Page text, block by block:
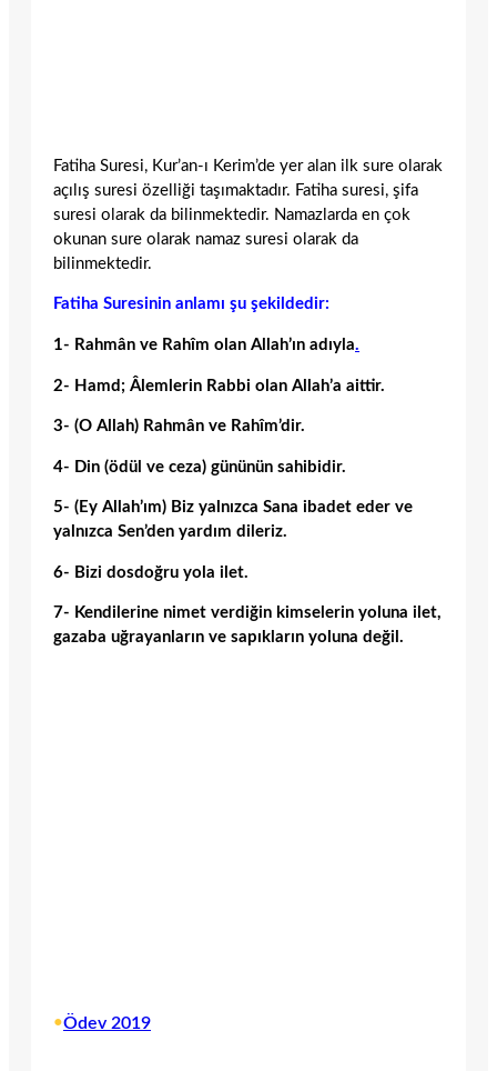
Fatiha Suresi, Kur’an-ı Kerim’de yer alan ilk sure olarak
açılış suresi özelliği taşımaktadır. Fatiha suresi, şifa
suresi olarak da bilinmektedir. Namazlarda en çok
okunan sure olarak namaz suresi olarak da
bilinmektedir.
Fatiha Suresinin anlamı şu şekildedir:
1- Rahmân ve Rahîm olan Allah’ın adıyla.
2- Hamd; Âlemlerin Rabbi olan Allah’a aittir.
3- (O Allah) Rahmân ve Rahîm’dir.
4- Din (ödül ve ceza) gününün sahibidir.
5- (Ey Allah’ım) Biz yalnızca Sana ibadet eder ve
yalnızca Sen’den yardım dileriz.
6- Bizi dosdoğru yola ilet.
7- Kendilerine nimet verdiğin kimselerin yoluna ilet,
gazaba uğrayanların ve sapıkların yoluna değil.
•Ödev 2019